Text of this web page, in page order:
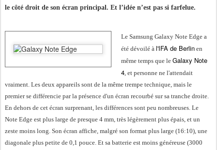
le côté droit de son écran principal. Et l’idée n’est pas si farfelue.
Le Samsung Galaxy Note Edge a
été dévoilé à l'IFA de Berlin en
même temps que le Galaxy Note
4, et personne ne l'attendait
vraiment. Les deux appareils sont de la même trempe technique, mais le
premier se différencie par la présence d'un écran recourbé sur sa tranche droite.
En dehors de cet écran surprenant, les différences sont peu nombreuses. Le
Note Edge est plus large de presque 4 mm, très légèrement plus épais, et un
zeste moins long. Son écran affiche, malgré son format plus large (16:10), une
diagonale plus petite de 0,1 pouce. Et sa batterie est moins généreuse (3000